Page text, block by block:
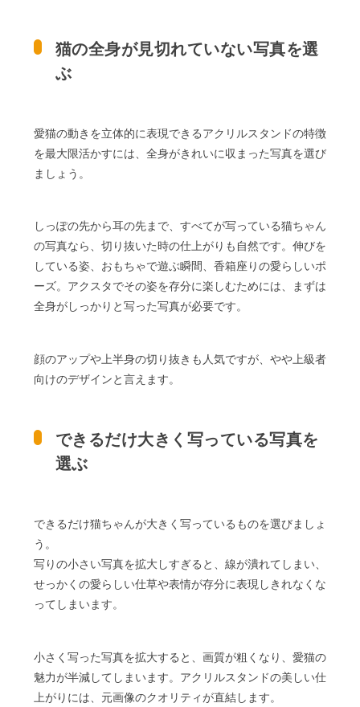
猫の全身が見切れていない写真を選
ぶ
愛猫の動きを立体的に表現できるアクリルスタンドの特徴
を最大限活かすには、全身がきれいに収まった写真を選び
ましょう。
しっぽの先から耳の先まで、すべてが写っている猫ちゃん
の写真なら、切り抜いた時の仕上がりも自然です。伸びを
している姿、おもちゃで遊ぶ瞬間、香箱座りの愛らしいポ
ーズ。アクスタでその姿を存分に楽しむためには、まずは
全身がしっかりと写った写真が必要です。
顔のアップや上半身の切り抜きも人気ですが、やや上級者
向けのデザインと言えます。
できるだけ大きく写っている写真を
選ぶ
できるだけ猫ちゃんが大きく写っているものを選びましょ
う。
写りの小さい写真を拡大しすぎると、線が潰れてしまい、
せっかくの愛らしい仕草や表情が存分に表現しきれなくな
ってしまいます。
小さく写った写真を拡大すると、画質が粗くなり、愛猫の
魅力が半減してしまいます。アクリルスタンドの美しい仕
上がりには、元画像のクオリティが直結します。